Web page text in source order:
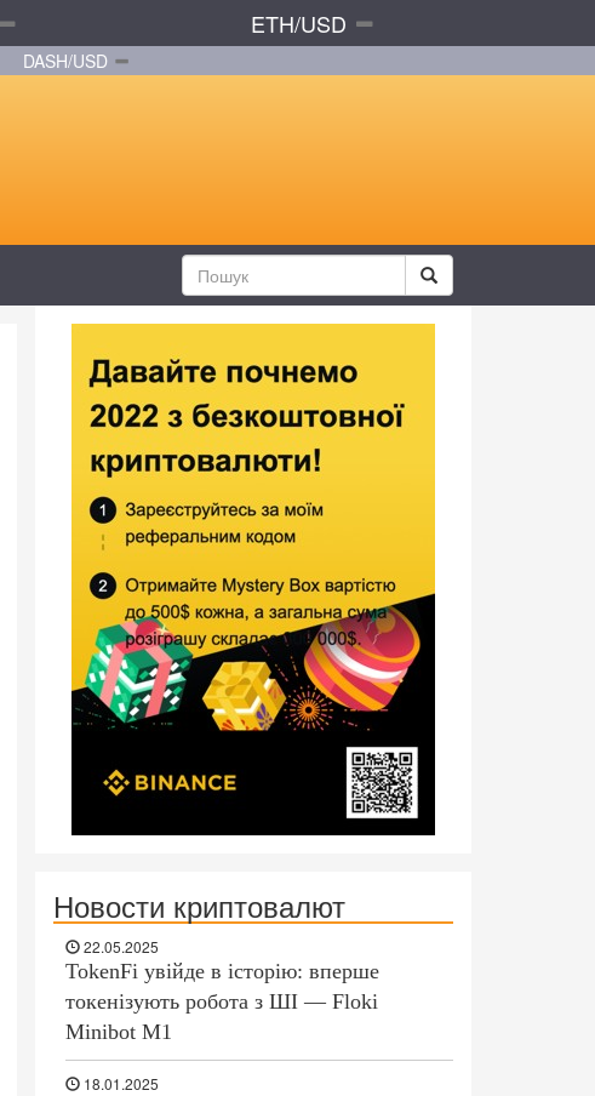
ETH/USD
DASH/USD
Новости криптовалют
22.05.2025
TokenFi увійде в історію: вперше
токенізують робота з ШІ — Floki
Minibot M1
18.01.2025